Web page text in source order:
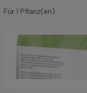
Für 1 Pflanz(en):
6,95
-